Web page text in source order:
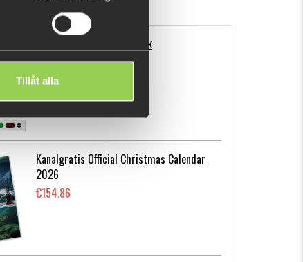
Tillåt alla
Flatnose Mini 9cm, 10-pack
€12.70
Kanalgratis Official Christmas Calendar
2026
€154.86